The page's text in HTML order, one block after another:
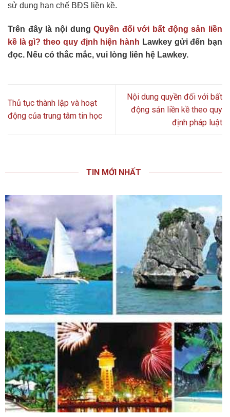
sử dụng hạn chế BĐS liền kề.
Trên đây là nội dungQuyền đối với bất động sản liền
kề là gì? theo quy định hiện hành Lawkey gửi đến bạn
đọc. Nếu có thắc mắc, vui lòng liên hệ Lawkey.
Thủ tục thành lập và hoạt
động của trung tâm tin học
Nội dung quyền đối với bất
động sản liền kề theo quy
định pháp luật
TIN MỚI NHẤT